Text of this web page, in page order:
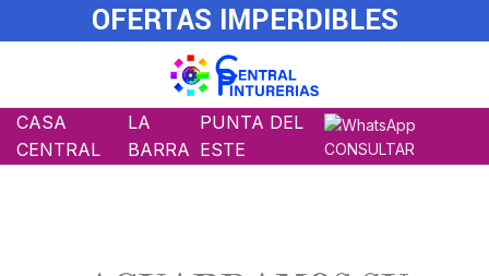
OFERTAS IMPERDIBLES
CASA
CENTRAL
LA
BARRA
PUNTA DEL
ESTE
CONSULTAR